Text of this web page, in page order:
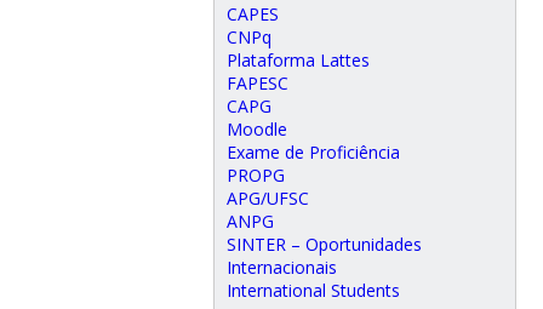
CAPES
CNPq
Plataforma Lattes
FAPESC
CAPG
Moodle
Exame de Proficiência
PROPG
APG/UFSC
ANPG
SINTER – Oportunidades
Internacionais
International Students